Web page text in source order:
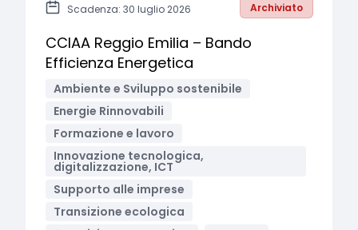
Scadenza: 30 luglio 2026 Archiviato
CCIAA Reggio Emilia – Bando
Efficienza Energetica
Ambiente e Sviluppo sostenibile
Energie Rinnovabili
Formazione e lavoro
Innovazione tecnologica,
digitalizzazione, ICT
Supporto alle imprese
Transizione ecologica